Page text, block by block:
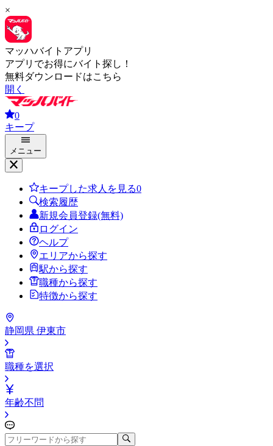
×
マッハバイトアプリ
アプリでお得にバイト探し！
無料ダウンロードはこちら
開く
0
キープ
メニュー
キープした求人を見る0
検索履歴
新規会員登録(無料)
ログイン
ヘルプ
エリアから探す
駅から探す
職種から探す
特徴から探す
静岡県 伊東市
職種を選択
年齢不問